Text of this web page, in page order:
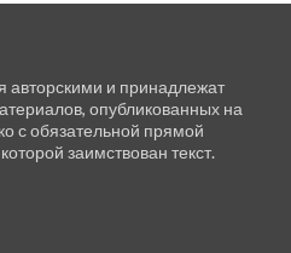
авторскими и принадлежат
опубликованных на
с обязательной прямой
заимствован текст.